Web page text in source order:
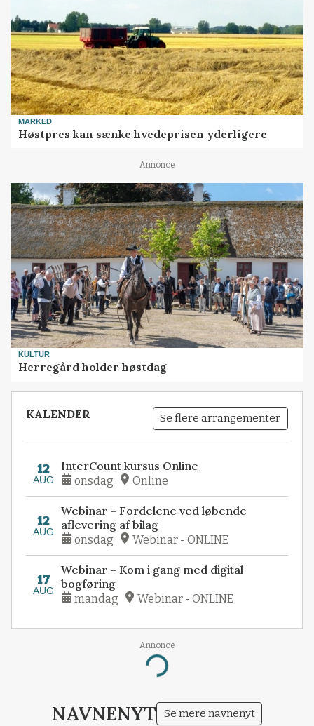
MARKED
Høstpres kan sænke hvedeprisen yderligere
Annonce
KULTUR
Herregård holder høstdag
KALENDER Se flere arrangementer
12
AUG
InterCount kursus Online
onsdag Online
12
AUG
Webinar – Fordelene ved løbende
aflevering af bilag
onsdag Webinar - ONLINE
17
AUG
Webinar – Kom i gang med digital
bogføring
mandag Webinar - ONLINE
Annonce
Loading...
NAVNENYT Se mere navnenyt